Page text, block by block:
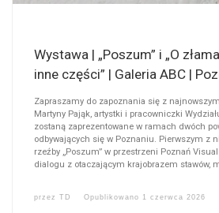
Wystawa | „Poszum” i „O
inne części” | Galeria ABC |
Zapraszamy do zapoznania się z
Martyny Pająk, artystki i pracowniczki
zostaną zaprezentowane w ramach dwóch
odbywających się w Poznaniu. Pierwszym z
rzeźby „Poszum” w przestrzeni Poznań
dialogu z otaczającym krajobrazem stawów,
przezTD Opublikowano 1 czerwca 2026